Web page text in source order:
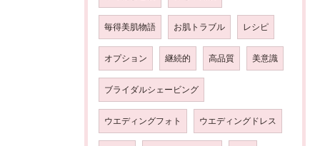
毎得美肌物語 お肌トラブル レシピ
オプション 継続的 高品質 美意識
ブライダルシェービング
ウエディングフォト ウエディングドレス